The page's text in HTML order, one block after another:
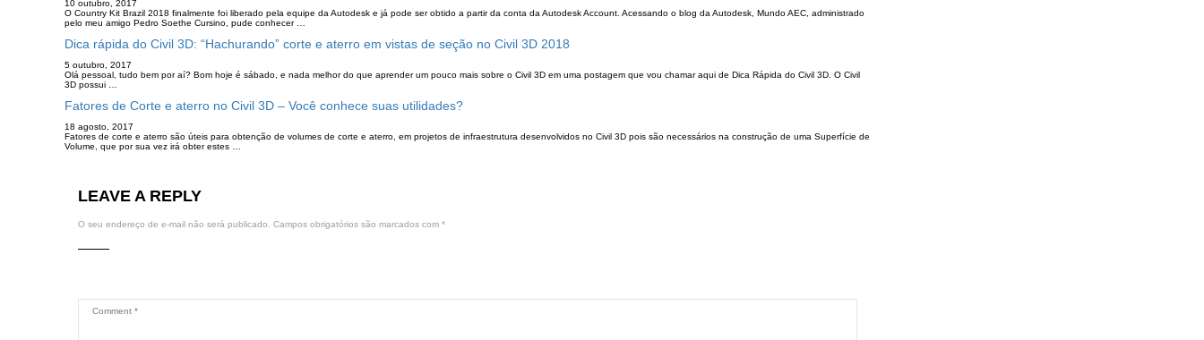
10 outubro, 2017
O Country Kit Brazil 2018 finalmente foi liberado pela equipe da Autodesk e já pode ser obtido a partir da conta da Autodesk Account. Acessando o blog da Autodesk, Mundo AEC, administrado
pelo meu amigo Pedro Soethe Cursino, pude conhecer …
Dica rápida do Civil 3D: “Hachurando” corte e aterro em vistas de seção no Civil 3D 2018
5 outubro, 2017
Olá pessoal, tudo bem por aí? Bom hoje é sábado, e nada melhor do que aprender um pouco mais sobre o Civil 3D em uma postagem que vou chamar aqui de Dica Rápida do Civil 3D. O Civil
3D possui …
Fatores de Corte e aterro no Civil 3D – Você conhece suas utilidades?
18 agosto, 2017
Fatores de corte e aterro são úteis para obtenção de volumes de corte e aterro, em projetos de infraestrutura desenvolvidos no Civil 3D pois são necessários na construção de uma Superfície de
Volume, que por sua vez irá obter estes …
LEAVE A REPLY
O seu endereço de e-mail não será publicado. Campos obrigatórios são marcados com *